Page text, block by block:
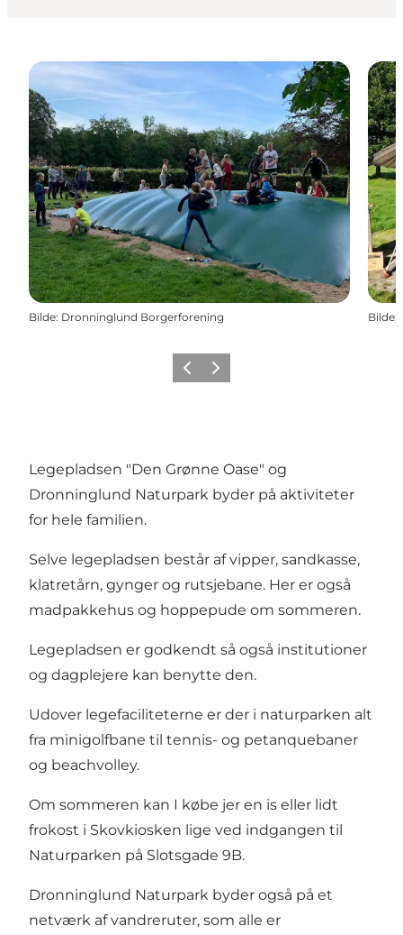
Bilde: Dronninglund Borgerforening Bilde:
ForrigeNeste
Legepladsen "Den Grønne Oase" og
Dronninglund Naturpark byder på aktiviteter
for hele familien.
Selve legepladsen består af vipper, sandkasse,
klatretårn, gynger og rutsjebane. Her er også
madpakkehus og hoppepude om sommeren.
Legepladsen er godkendt så også institutioner
og dagplejere kan benytte den.
Udover legefaciliteterne er der i naturparken alt
fra minigolfbane til tennis- og petanquebaner
og beachvolley.
Om sommeren kan I købe jer en is eller lidt
frokost i Skovkiosken lige ved indgangen til
Naturparken på Slotsgade 9B.
Dronninglund Naturpark byder også på et
netværk afvandreruter, som alle er